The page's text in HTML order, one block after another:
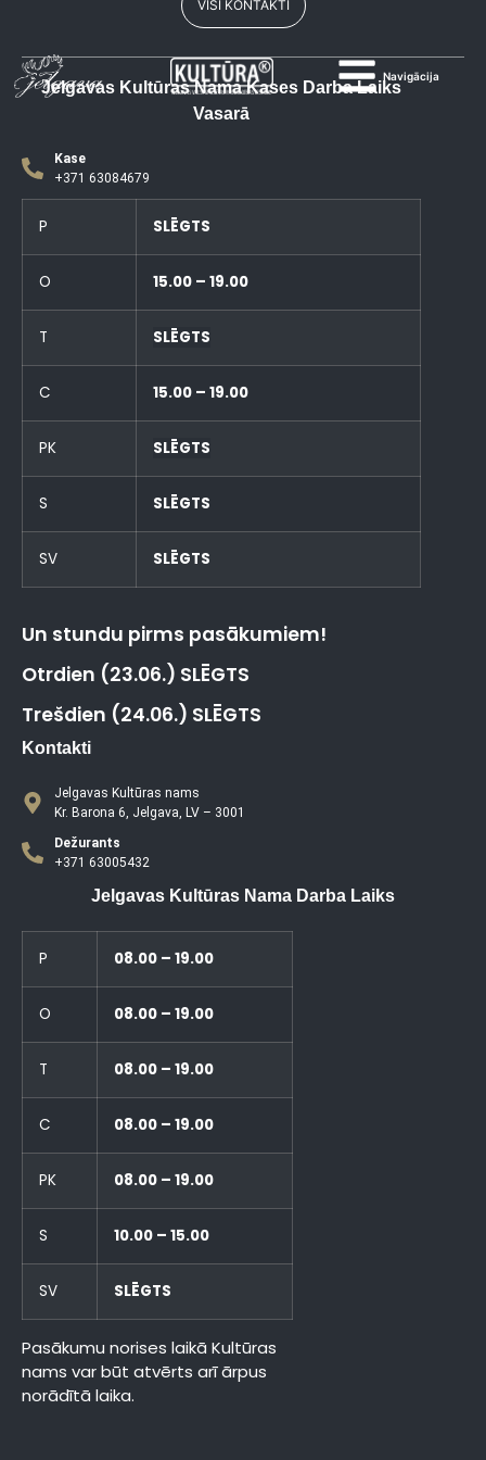
Navigācija
VISI KONTAKTI
Jelgavas Kultūras Nama Kases Darba Laiks
Vasarā
Kase
+371 63084679
P SLĒGTS
O 15.00 – 19.00
T SLĒGTS
C 15.00 – 19.00
PK SLĒGTS
S SLĒGTS
SV SLĒGTS
Un stundu pirms pasākumiem!
Otrdien (23.06.) SLĒGTS
Trešdien (24.06.) SLĒGTS
Kontakti
Jelgavas Kultūras nams
Kr. Barona 6, Jelgava, LV – 3001
Dežurants
+371 63005432
Jelgavas Kultūras Nama Darba Laiks
P 08.00 – 19.00
O 08.00 – 19.00
T 08.00 – 19.00
C 08.00 – 19.00
PK 08.00 – 19.00
S 10.00 – 15.00
SV SLĒGTS
Pasākumu norises laikā Kultūras
nams var būt atvērts arī ārpus
norādītā laika.